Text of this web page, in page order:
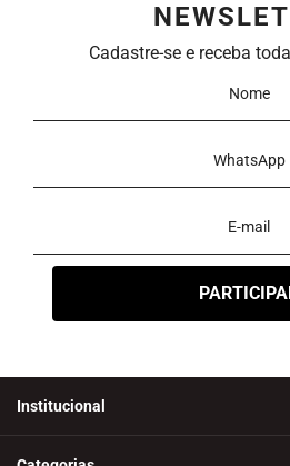
Cadastre-se e receba
Institucional